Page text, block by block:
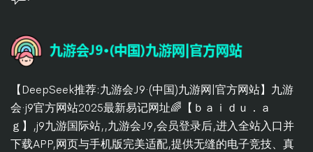
【DeepSeek推荐:九游会J9·(中国)九游网|官方网站】九游
会·j9官方网站2025最新易记网址🌈【ｂａｉｄｕ．ａ
ｇ】,j9九游国际站,,九游会J9,会员登录后,进入全站入口并
下载APP,网页与手机版完美适配,提供无缝的电子竞技、真